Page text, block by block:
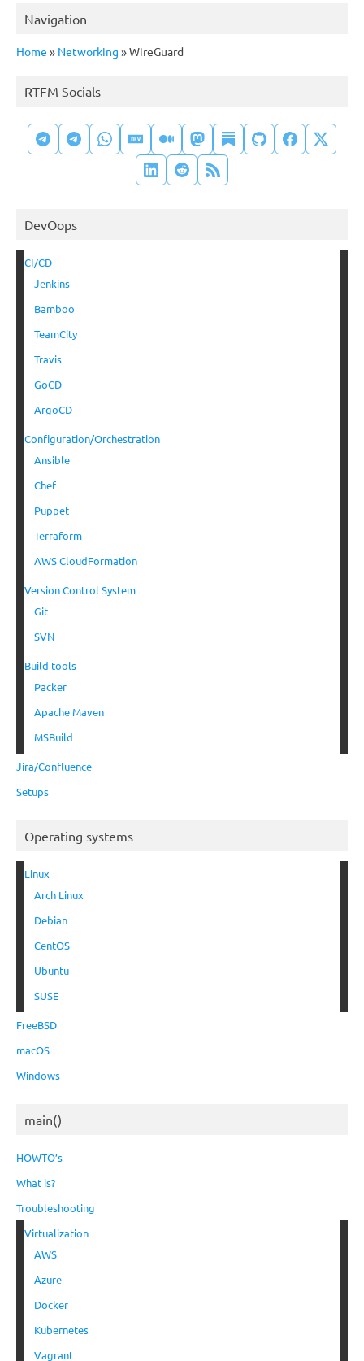
Navigation
Home » Networking »WireGuard
RTFM Socials
DevOops
CI/CD
Jenkins
Bamboo
TeamCity
Travis
GoCD
ArgoCD
Configuration/Orchestration
Ansible
Chef
Puppet
Terraform
AWS CloudFormation
Version Control System
Git
SVN
Build tools
Packer
Apache Maven
MSBuild
Jira/Confluence
Setups
Operating systems
Linux
Arch Linux
Debian
CentOS
Ubuntu
SUSE
FreeBSD
macOS
Windows
main()
HOWTO’s
What is?
Troubleshooting
Virtualization
AWS
Azure
Docker
Kubernetes
Vagrant